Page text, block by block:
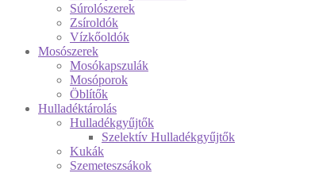
Súrolószerek
Zsíroldók
Vízkőoldók
Mosószerek
Mosókapszulák
Mosóporok
Öblítők
Hulladéktárolás
Hulladékgyűjtők
Szelektív Hulladékgyűjtők
Kukák
Szemeteszsákok